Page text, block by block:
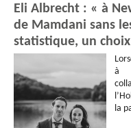
Eli Albrecht : « à
de Mamdani sans
statistique, un
à
la